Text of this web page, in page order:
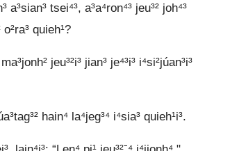
a³sian³ tsei⁴³, a³a⁴ron⁴³ jeu³² joh⁴³
o²ra³ quieh¹?
jeu³²i³ jian³ je⁴³i³ i⁴si²júan³i³
hain⁴ la⁴jeg³⁴ i⁴sia³ quieh¹i³.